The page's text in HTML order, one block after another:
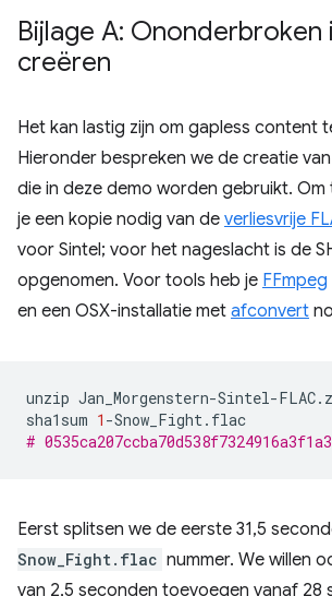
Bijlage A: Ononderbroken
creëren
Het kan lastig zijn om gapless content
Hieronder bespreken we de creatie
die in deze demo worden gebruikt. Om
je een kopie nodig van de verliesvrije
voor Sintel; voor het nageslacht is de
opgenomen. Voor tools heb je FFmpeg
en een OSX-installatie met afconvert
unzip Jan_Morgenstern-Sintel-
sha1sum 1
#
Eerst splitsen we de eerste 31,5
Snow_Fight.flac nummer. We willen
van 2,5 seconden toevoegen vanaf 28